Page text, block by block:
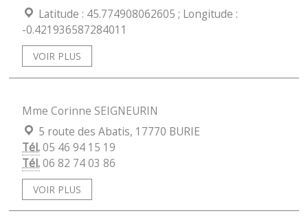
Coordonées géographiques :
Latitude : 45.774908062605 ; Longitude :
-0.421936587284011
VOIR PLUS
Mme Corinne SEIGNEURIN
Localisation :
5 route des Abatis, 17770 BURIE
Tél.05 46 94 15 19
Tél.06 82 74 03 86
VOIR PLUS